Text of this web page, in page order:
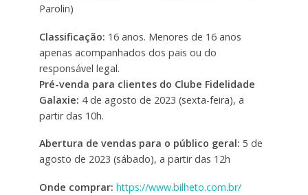
Parolin)
Classificação: 16 anos. Menores de 16 anos
apenas acompanhados dos pais ou do
responsável legal.
Pré-venda para clientes do Clube Fidelidade
Galaxie: 4 de agosto de 2023 (sexta-feira), a
partir das 10h.
Abertura de vendas para o público geral: 5 de
agosto de 2023 (sábado), a partir das 12h
Onde comprar: https://www.bilheto.com.br/